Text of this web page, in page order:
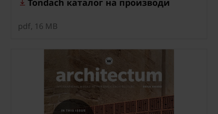
pdf, 16 MB